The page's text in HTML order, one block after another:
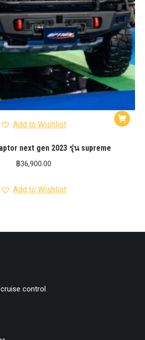
Add to Wishlist
next gen 2023 รุ่น supreme
฿36,900.00
Add to Wishlist
control